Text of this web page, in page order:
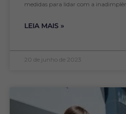
medidas para lidar com a
LEIA MAIS »
20 de junho de 2023